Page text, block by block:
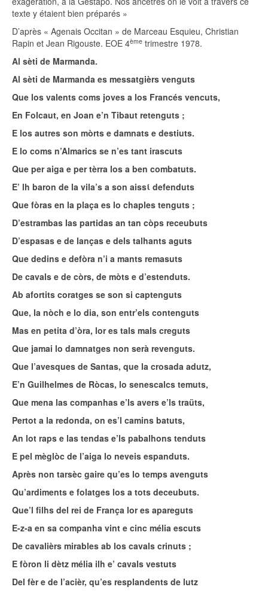
texte y étaient bien préparés »
D’après « Agenais Occitan » de Marceau Esquieu, Christian
Rapin et Jean Rigouste. EOE 4ème trimestre 1978.
Al sèti de Marmanda.
Al sèti de Marmanda es messatgièrs venguts
Que los valents coms joves a los Francés vencuts,
En Folcaut, en Joan e’n Tibaut retenguts ;
E los autres son mòrts e damnats e destiuts.
E lo coms n’Almarics se n’es tant irascuts
Que per aiga e per tèrra los a ben combatuts.
E’ lh baron de la vila’s a son aissί defenduts
Que fòras en la plaça es lo chaples tenguts ;
D’estrambas las partidas an tan còps receubuts
D’espasas e de lanças e dels talhants aguts
Que dedins e defòra n’i a mants remasuts
De cavals e de còrs, de mòts e d’estenduts.
Ab afortits coratges se son si captenguts
Que, la nòch e lo dia, son entr’els contenguts
Mas en petita d’òra, lor es tals mals creguts
Que jamai lo damnatges non serà revenguts.
Que l’avesques de Santas, que la crosada adutz,
E’n Guilhelmes de Ròcas, lo senescalcs temuts,
Que mena las companhas e’ls avers e’ls traüts,
Pertot a la redonda, on es’l camins batuts,
An lot raps e las tendas e’ls pabalhons tenduts
E pel mèglòc de l’aiga lo neveis espanduts.
Après non tarsèc gaire qu’es lo temps avenguts
Qu’ardiments e folatges los a tots deceubuts.
Que’l filhs del rei de França lor es apareguts
E-z-a en sa companha vint e cinc mélia escuts
De cavalièrs mirables ab los cavals crinuts ;
E fòron li dètz mélia ilh e’ cavals vestuts
Del fèr e de l’acièr, qu’es resplandents de lutz